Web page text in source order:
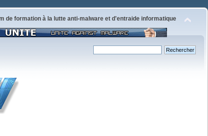
de formation à la lutte anti-malware et d'entraide informatique